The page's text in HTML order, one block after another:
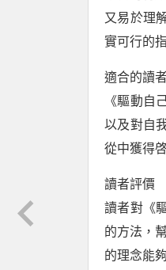
又易於理
實可行的
適合的讀
《驅動自
以及對自
從中獲得
讀者評價
讀者對《
的方法，
的理念能